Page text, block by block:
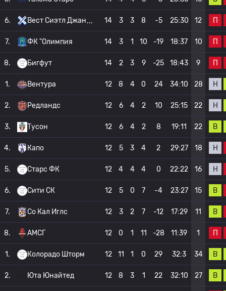
6. Вест Сиэтл Джан 14 3 3 8 -5 25:30 12 П
7. ФК "Олимпия 14 3 1 10 -19 18:37 10 П
8. Бигфут 14 2 3 9 -25 18:43 9 П
1. Вентура 12 8 4 0 24 34:10 28 Н
2. Редландс 12 6 4 2 10 25:15 22 Н
3. Тусон 12 6 4 2 8 19:11 22 В
4. Капо 12 5 3 4 2 29:27 18 Н
5. Старс ФК 12 4 4 4 0 22:22 16 Н
6. Сити СК 12 5 0 7 -4 23:27 15 В
7. Со Кал Иглс 12 3 2 7 -12 17:29 11 В
8. АМСГ 12 0 1 11 -28 11:39 1 П
1. Колорадо Шторм 12 11 1 0 29 32:3 34 В
2. Юта Юнайтед 12 8 3 1 22 32:10 27 В